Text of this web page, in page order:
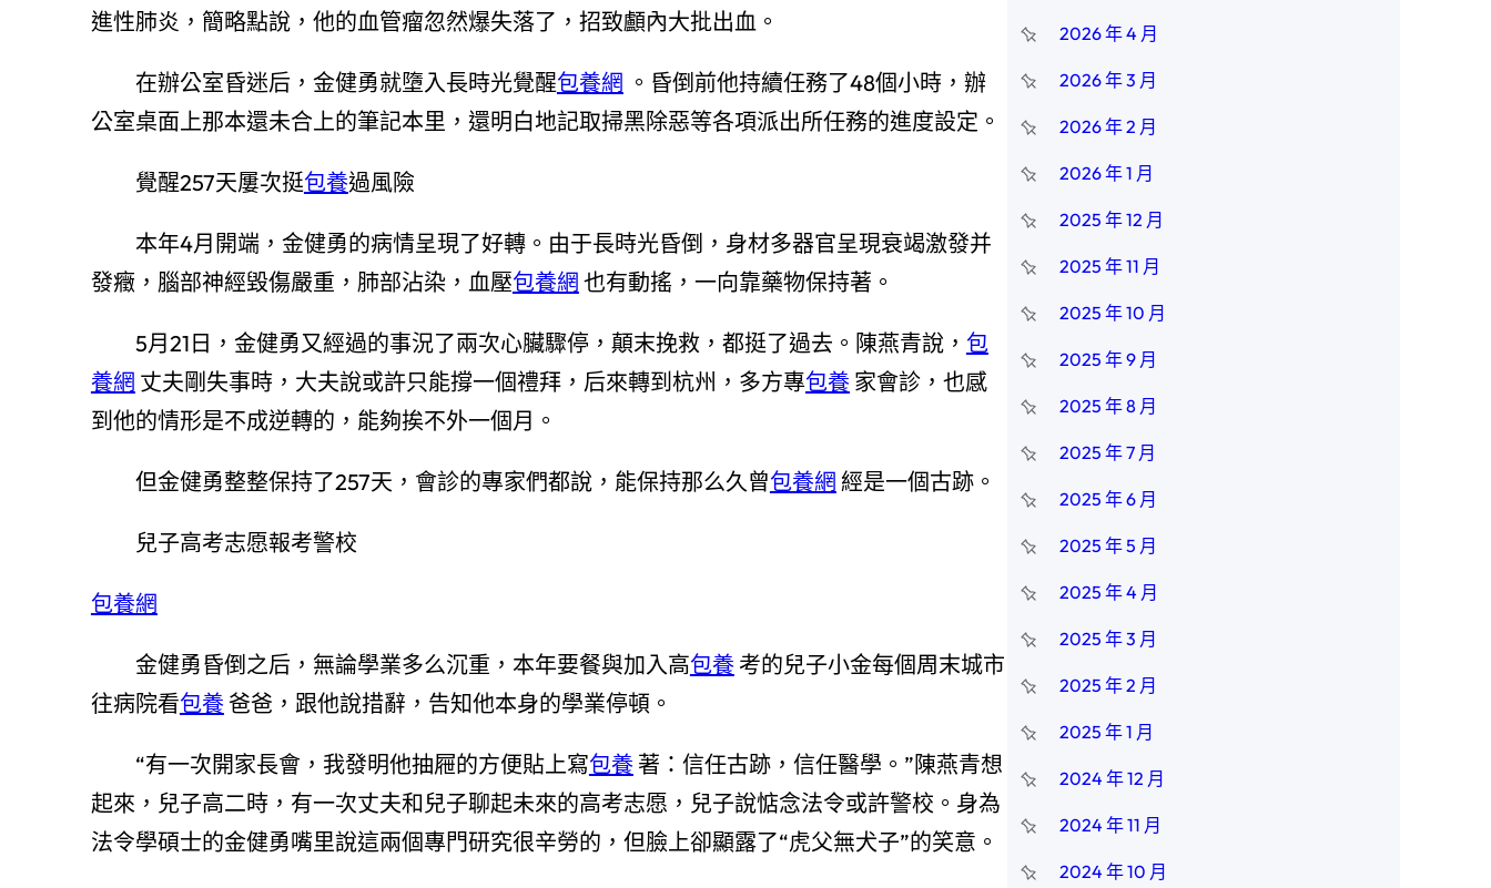
進性肺炎，簡略點說，他的血管瘤忽然爆失落了，招致顱內大批出血。
在辦公室昏迷后，金健勇就墮入長時光覺醒包養網 。昏倒前他持續任務了48個小時，辦
公室桌面上那本還未合上的筆記本里，還明白地記取掃黑除惡等各項派出所任務的進度設定。
覺醒257天屢次挺包養過風險
本年4月開端，金健勇的病情呈現了好轉。由于長時光昏倒，身材多器官呈現衰竭激發并
發癥，腦部神經毀傷嚴重，肺部沾染，血壓包養網 也有動搖，一向靠藥物保持著。
5月21日，金健勇又經過的事況了兩次心臟驟停，顛末挽救，都挺了過去。陳燕青說， 包
養網 丈夫剛失事時，大夫說或許只能撐一個禮拜，后來轉到杭州，多方專包養家會診，也感
到他的情形是不成逆轉的，能夠挨不外一個月。
但金健勇整整保持了257天，會診的專家們都說，能保持那么久曾包養網 經是一個古跡。
兒子高考志愿報考警校
包養網
金健勇昏倒之后，無論學業多么沉重，本年要餐與加入高包養考的兒子小金每個周末城市
往病院看包養爸爸，跟他說措辭，告知他本身的學業停頓。
“有一次開家長會，我發明他抽屜的方便貼上寫包養著：信任古跡，信任醫學。”陳燕青想
起來，兒子高二時，有一次丈夫和兒子聊起未來的高考志愿，兒子說惦念法令或許警校。身為
法令學碩士的金健勇嘴里說這兩個專門研究很辛勞的，但臉上卻顯露了“虎父無犬子”的笑意。
2026 年 4 月
2026 年 3 月
2026 年 2 月
2026 年 1 月
2025 年 12 月
2025 年 11 月
2025 年 10 月
2025 年 9 月
2025 年 8 月
2025 年 7 月
2025 年 6 月
2025 年 5 月
2025 年 4 月
2025 年 3 月
2025 年 2 月
2025 年 1 月
2024 年 12 月
2024 年 11 月
2024 年 10 月